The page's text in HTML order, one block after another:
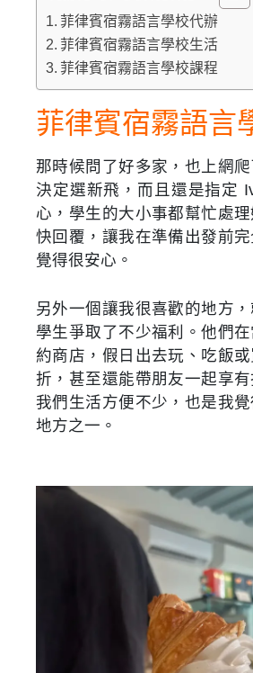
菲律賓宿霧語言學校代辦
菲律賓宿霧語言學校生活
菲律賓宿霧語言學校課程
菲律賓宿霧語言
那時候問了好多家，也上網
決定選新飛，而且還是指定
心，學生的大小事都幫忙處
快回覆，讓我在準備出發前完
覺得很安心。
另外一個讓我很喜歡的地方
學生爭取了不少福利。他們
約商店，假日出去玩、吃飯
折，甚至還能帶朋友一起享
我們生活方便不少，也是我
地方之一。